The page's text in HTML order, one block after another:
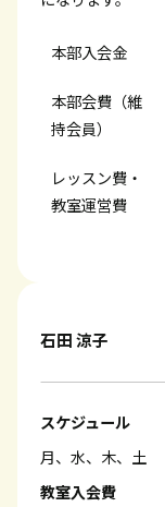
本部入会金
本部会費（維
持会員）
レッスン費・
教室運営費
石田 涼子
スケジュール
月、水、木、土
教室入会費